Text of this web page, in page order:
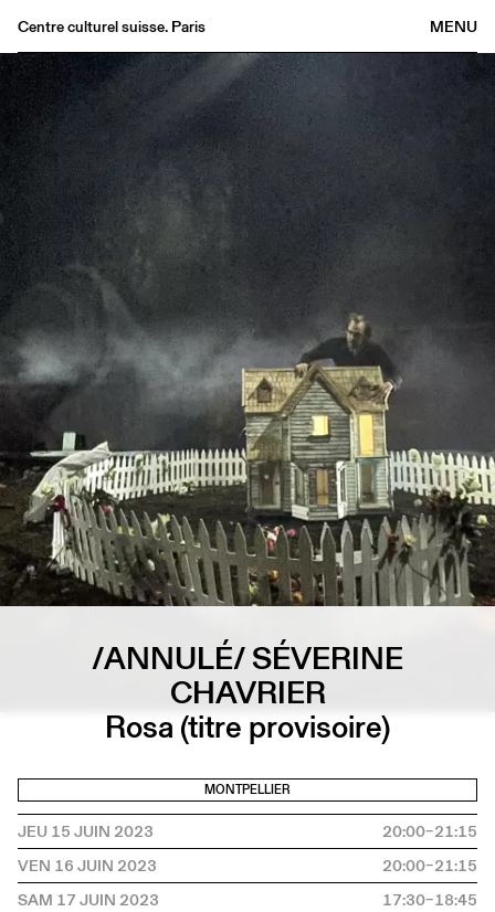
MENU
Centre culturel suisse. Paris
Agenda
Librairie
Buvette
Archives
Médiathèque
Éditions
Informations
/ANNULÉ/ SÉVERINE
CHAVRIER
Rosa (titre provisoire)
MONTPELLIER
JEU 15 JUIN 2023
20:00–21:15
VEN 16 JUIN 2023
20:00–21:15
SAM 17 JUIN 2023
17:30–18:45